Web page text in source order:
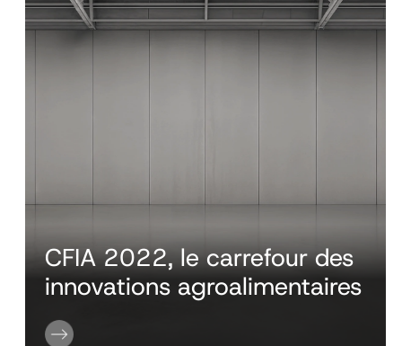
CFIA 2022, le carrefour des
innovations agroalimentaires